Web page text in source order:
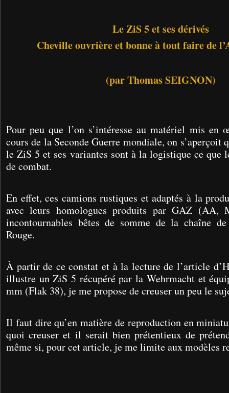
Le ZiS 5 et ses dérivés
Cheville ouvrière et bonne à tout faire de
(par Thomas SEIGNON)
Pour peu que l’on s’intéresse au matériel mis en
cours de la Seconde Guerre mondiale, on s’aperçoit
le ZiS 5 et ses variantes sont à la logistique ce que
de combat.
En effet, ces camions rustiques et adaptés à la
avec leurs homologues produits par GAZ (AA,
incontournables bêtes de somme de la chaîne
Rouge.
À partir de ce constat et à la lecture de l’article
illustre un ZiS 5 récupéré par la Wehrmacht et
mm (Flak 38), je me propose de creuser un peu le
Il faut dire qu’en matière de reproduction en
quoi creuser et il serait bien prétentieux de
même si, pour cet article, je me limite aux modèles